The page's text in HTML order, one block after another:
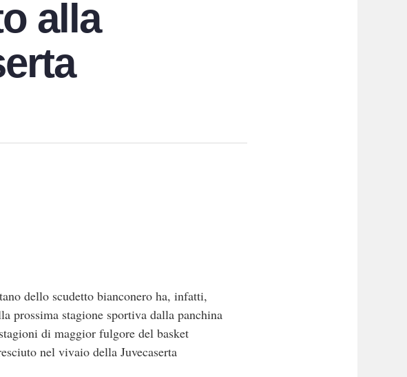
alla
dello scudetto bianconero ha, infatti,
prossima stagione sportiva dalla panchina
di maggior fulgore del basket
nel vivaio della Juvecaserta